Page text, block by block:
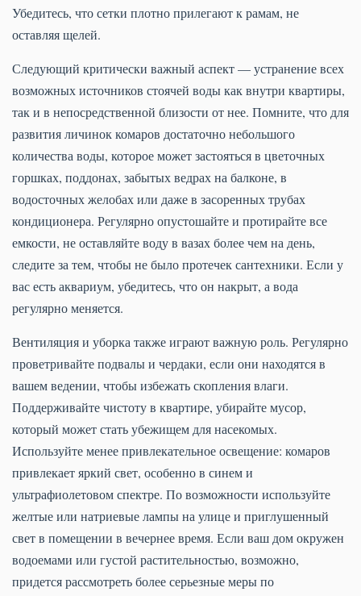
Убедитесь, что сетки плотно прилегают к рамам, не
оставляя щелей.
Следующий критически важный аспект — устранение всех
возможных источников стоячей воды как внутри квартиры,
так и в непосредственной близости от нее. Помните, что для
развития личинок комаров достаточно небольшого
количества воды, которое может застояться в цветочных
горшках, поддонах, забытых ведрах на балконе, в
водосточных желобах или даже в засоренных трубах
кондиционера. Регулярно опустошайте и протирайте все
емкости, не оставляйте воду в вазах более чем на день,
следите за тем, чтобы не было протечек сантехники. Если у
вас есть аквариум, убедитесь, что он накрыт, а вода
регулярно меняется.
Вентиляция и уборка также играют важную роль. Регулярно
проветривайте подвалы и чердаки, если они находятся в
вашем ведении, чтобы избежать скопления влаги.
Поддерживайте чистоту в квартире, убирайте мусор,
который может стать убежищем для насекомых.
Используйте менее привлекательное освещение: комаров
привлекает яркий свет, особенно в синем и
ультрафиолетовом спектре. По возможности используйте
желтые или натриевые лампы на улице и приглушенный
свет в помещении в вечернее время. Если ваш дом окружен
водоемами или густой растительностью, возможно,
придется рассмотреть более серьезные меры по